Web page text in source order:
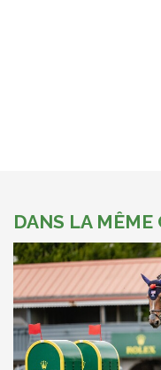
DANS LA MÊME